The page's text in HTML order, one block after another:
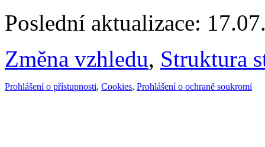
Poslední aktualizace:
Změna vzhledu, Struktura
Prohlášení o přístupnosti, Cookies, Prohlášení o ochraně soukromí